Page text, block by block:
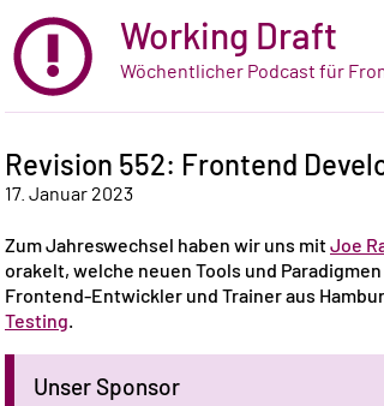
Working Draft
Wöchentlicher Podcast für
Revision 552: Frontend
17. Januar 2023
Zum Jahreswechsel haben wir uns mitJoe
orakelt, welche neuen Tools und
Frontend-Entwickler und Trainer aus
Testing.
Unser Sponsor